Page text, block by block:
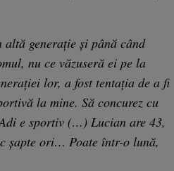
generație și până când
nu ce văzuseră ei pe la
lor, a fost tentația de a fi
la mine. Să concurez cu
e sportiv (…) Lucian are 43,
șapte ori… Poate într-o lună,